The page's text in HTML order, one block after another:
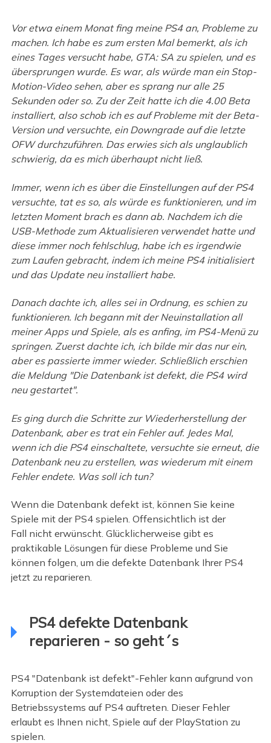
Vor etwa einem Monat fing meine PS4 an, Probleme zu
machen. Ich habe es zum ersten Mal bemerkt, als ich
eines Tages versucht habe, GTA: SA zu spielen, und es
übersprungen wurde. Es war, als würde man ein Stop-
Motion-Video sehen, aber es sprang nur alle 25
Sekunden oder so. Zu der Zeit hatte ich die 4.00 Beta
installiert, also schob ich es auf Probleme mit der Beta-
Version und versuchte, ein Downgrade auf die letzte
OFW durchzuführen. Das erwies sich als unglaublich
schwierig, da es mich überhaupt nicht ließ.
Immer, wenn ich es über die Einstellungen auf der PS4
versuchte, tat es so, als würde es funktionieren, und im
letzten Moment brach es dann ab. Nachdem ich die
USB-Methode zum Aktualisieren verwendet hatte und
diese immer noch fehlschlug, habe ich es irgendwie
zum Laufen gebracht, indem ich meine PS4 initialisiert
und das Update neu installiert habe.
Danach dachte ich, alles sei in Ordnung, es schien zu
funktionieren. Ich begann mit der Neuinstallation all
meiner Apps und Spiele, als es anfing, im PS4-Menü zu
springen. Zuerst dachte ich, ich bilde mir das nur ein,
aber es passierte immer wieder. Schließlich erschien
die Meldung "Die Datenbank ist defekt, die PS4 wird
neu gestartet".
Es ging durch die Schritte zur Wiederherstellung der
Datenbank, aber es trat ein Fehler auf. Jedes Mal,
wenn ich die PS4 einschaltete, versuchte sie erneut, die
Datenbank neu zu erstellen, was wiederum mit einem
Fehler endete. Was soll ich tun?
Wenn die Datenbank defekt ist, können Sie keine
Spiele mit der PS4 spielen. Offensichtlich ist der
Fall nicht erwünscht. Glücklicherweise gibt es
praktikable Lösungen für diese Probleme und Sie
können folgen, um die defekte Datenbank Ihrer PS4
jetzt zu reparieren.
PS4 defekte Datenbank
reparieren - so geht´s
PS4 "Datenbank ist defekt"-Fehler kann aufgrund von
Korruption der Systemdateien oder des
Betriebssystems auf PS4 auftreten. Dieser Fehler
erlaubt es Ihnen nicht, Spiele auf der PlayStation zu
spielen.